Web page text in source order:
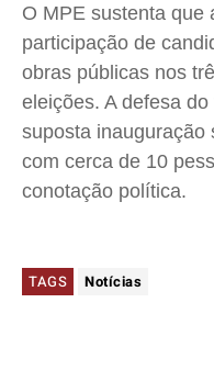
O MPE sustenta que
participação de
obras públicas nos
eleições. A defesa
suposta inauguração
com cerca de 10
conotação política.
TAGS Notícias